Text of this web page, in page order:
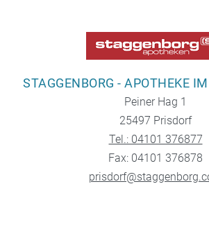
STAGGENBORG - APOTHEKE
Peiner Hag 1
25497 Prisdorf
Tel.: 04101 376877
Fax: 04101 376878